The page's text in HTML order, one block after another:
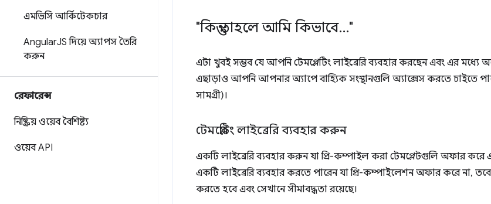
এমভিসি আর্কিটেকচার
AngularJS দিয়ে অ্যাপস তৈরি
করুন
রেফারেন্স
নিষ্ক্রিয় ওয়েব বৈশিষ্ট্য
ওয়েব API
"কিন্তু তাহলে আমি কিভাবে..."
এটা খুবই সম্ভব যে আপনি টেমপ্লেটিং লাইব্রেরি ব্যবহার করছেন এবং এর
এছাড়াও আপনি আপনার অ্যাপে বাহ্যিক সংস্থানগুলি অ্যাক্সেস করতে চাইতে
সামগ্রী)।
টেমপ্লেটিং লাইব্রেরি ব্যবহার করুন
একটি লাইব্রেরি ব্যবহার করুন যা প্রি-কম্পাইল করা টেমপ্লেটগুলি অফার
একটি লাইব্রেরি ব্যবহার করতে পারেন যা প্রি-কম্পাইলেশন অফার করে না,
করতে হবে এবং সেখানে সীমাবদ্ধতা রয়েছে।